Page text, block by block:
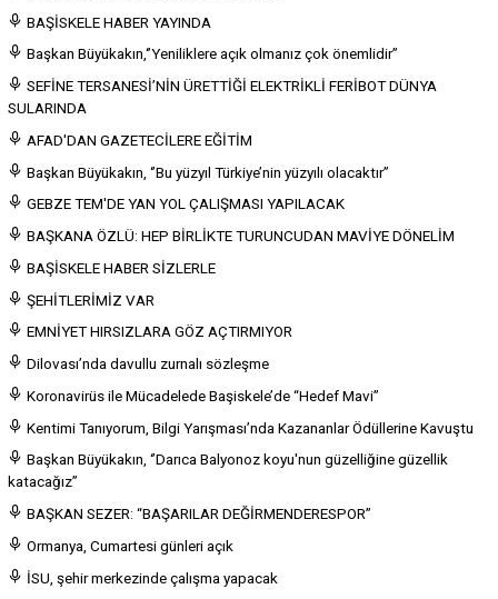
BAŞİSKELE HABER YAYINDA
Başkan Büyükakın,‘’Yeniliklere açık olmanız çok önemlidir’’
SEFİNE TERSANESİ’NİN ÜRETTİĞİ ELEKTRİKLİ FERİBOT DÜNYA
SULARINDA
AFAD'DAN GAZETECİLERE EĞİTİM
Başkan Büyükakın, ‘’Bu yüzyıl Türkiye’nin yüzyılı olacaktır’’
GEBZE TEM'DE YAN YOL ÇALIŞMASI YAPILACAK
BAŞKANA ÖZLÜ: HEP BİRLİKTE TURUNCUDAN MAVİYE DÖNELİM
BAŞİSKELE HABER SİZLERLE
ŞEHİTLERİMİZ VAR
EMNİYET HIRSIZLARA GÖZ AÇTIRMIYOR
Dilovası’nda davullu zurnalı sözleşme
Koronavirüs ile Mücadelede Başiskele’de “Hedef Mavi”
Kentimi Tanıyorum, Bilgi Yarışması’nda Kazananlar Ödüllerine Kavuştu
Başkan Büyükakın, ‘’Darıca Balyonoz koyu'nun güzelliğine güzellik
katacağız’’
BAŞKAN SEZER: “BAŞARILAR DEĞİRMENDERESPOR”
Ormanya, Cumartesi günleri açık
İSU, şehir merkezinde çalışma yapacak